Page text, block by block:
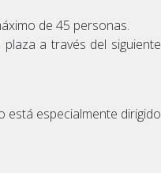
de 45 personas.
a través del siguiente
está especialmente dirigido